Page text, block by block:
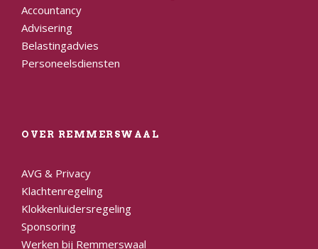
Accountancy
Advisering
Belastingadvies
Personeelsdiensten
OVER REMMERSWAAL
AVG & Privacy
Klachtenregeling
Klokkenluidersregeling
Sponsoring
Werken bij Remmerswaal